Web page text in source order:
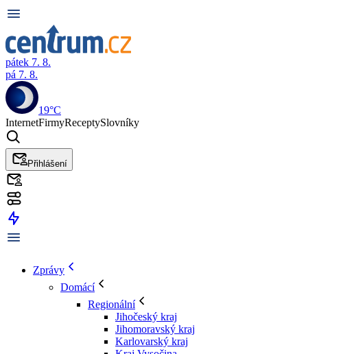
pátek 7. 8.
pá 7. 8.
19°C
InternetFirmyReceptySlovníky
Přihlášení
Zprávy
Domácí
Regionální
Jihočeský kraj
Jihomoravský kraj
Karlovarský kraj